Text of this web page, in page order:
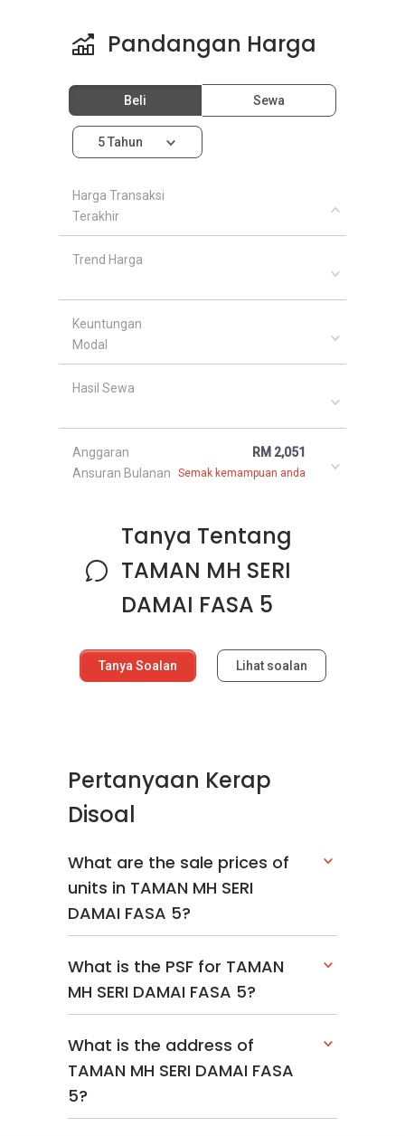
Pandangan Harga
Beli Sewa
5 Tahun
Harga Transaksi
Terakhir
Trend Harga
Keuntungan
Modal
Hasil Sewa
Anggaran
Ansuran Bulanan
RM 2,051
Semak kemampuan anda
Tanya Tentang
TAMAN MH SERI
DAMAI FASA 5
Tanya Soalan Lihat soalan
Pertanyaan Kerap
Disoal
What are the sale prices of
units in TAMAN MH SERI
DAMAI FASA 5?
What is the PSF for TAMAN
MH SERI DAMAI FASA 5?
What is the address of
TAMAN MH SERI DAMAI FASA
5?